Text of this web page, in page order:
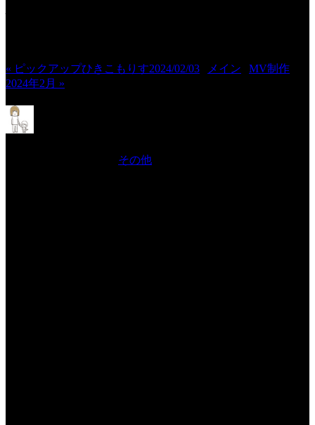
« ピックアップひきこもりす2024/02/03 メイン
MV制作
2024年2月 »
その他